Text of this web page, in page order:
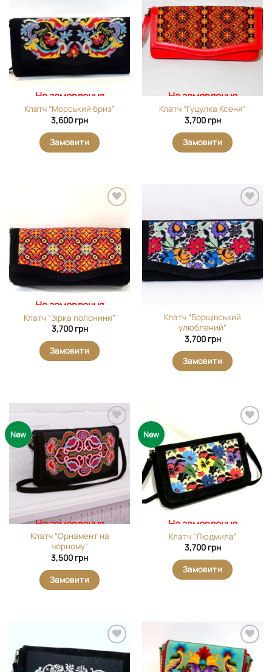
вибране
На замовлення
Клатч “Морський бриз”
3,600 грн
Замовити
Додати
виріб у
вибране
На замовлення
Клатч “Гуцулка Ксеня”
3,700 грн
Замовити
вибране
На замовлення
Клатч “Зірка полонини”
3,700 грн
Замовити
виріб у
вибране
Клатч “Борщівський
улюблений”
3,700 грн
Замовити
New
Додати
виріб у
вибране
На замовлення
Клатч “Орнамент на
чорному”
3,500 грн
Замовити
New
Додати
виріб у
вибране
На замовлення
Клатч “Людмила”
3,700 грн
Замовити
Додати
виріб у
вибране
Додати
виріб у
вибране